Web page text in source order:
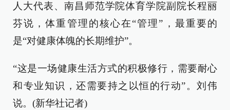
人大代表、南昌师范学院体育学院副院长程丽
芬说，体重管理的核心在“管理”，最重要的
是“对健康体魄的长期维护”。
“这是一场健康生活方式的积极修行，需要耐心
和专业知识，还需要持之以恒的行动”。刘伟
说。(新华社记者)